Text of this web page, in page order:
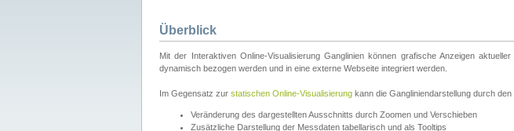
Überblick
Mit der Interaktiven Online-Visualisierung Ganglinien können grafische Anzeigen
dynamisch bezogen werden und in eine externe Webseite integriert werden.
Im Gegensatz zur statischen Online-Visualisierung kann die Gangliniendarstellung durch
Veränderung des dargestellten Ausschnitts durch Zoomen und Verschieben
Zusätzliche Darstellung der Messdaten tabellarisch und als Tooltips